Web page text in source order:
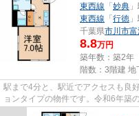
東西線 「 妙典
東西線 「 行徳
千葉県市川市
8.8万円
築年数：築2年
階数：3階建 地
駅まで4分と、駅近でアクセスも良
ョンタイプの物件です。令和6年築
セスが便利です。こちらの物件...